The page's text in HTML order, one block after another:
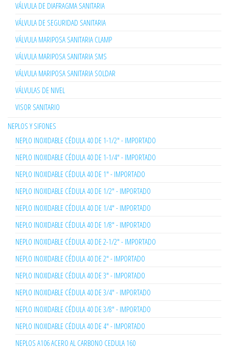
VÁLVULA DE DIAFRAGMA SANITARIA
VÁLVULA DE SEGURIDAD SANITARIA
VÁLVULA MARIPOSA SANITARIA CLAMP
VÁLVULA MARIPOSA SANITARIA SMS
VÁLVULA MARIPOSA SANITARIA SOLDAR
VÁLVULAS DE NIVEL
VISOR SANITARIO
NEPLOS Y SIFONES
NEPLO INOXIDABLE CÉDULA 40 DE 1-1/2" - IMPORTADO
NEPLO INOXIDABLE CÉDULA 40 DE 1-1/4" - IMPORTADO
NEPLO INOXIDABLE CÉDULA 40 DE 1" - IMPORTADO
NEPLO INOXIDABLE CÉDULA 40 DE 1/2" - IMPORTADO
NEPLO INOXIDABLE CÉDULA 40 DE 1/4" - IMPORTADO
NEPLO INOXIDABLE CÉDULA 40 DE 1/8" - IMPORTADO
NEPLO INOXIDABLE CÉDULA 40 DE 2-1/2" - IMPORTADO
NEPLO INOXIDABLE CÉDULA 40 DE 2" - IMPORTADO
NEPLO INOXIDABLE CÉDULA 40 DE 3" - IMPORTADO
NEPLO INOXIDABLE CÉDULA 40 DE 3/4" - IMPORTADO
NEPLO INOXIDABLE CÉDULA 40 DE 3/8" - IMPORTADO
NEPLO INOXIDABLE CÉDULA 40 DE 4" - IMPORTADO
NEPLOS A106 ACERO AL CARBONO CEDULA 160